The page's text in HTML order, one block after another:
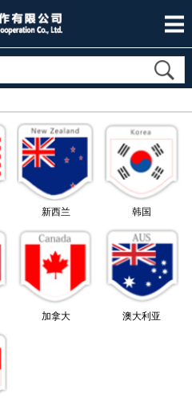
新西兰 韩国
加拿大 澳大利亚